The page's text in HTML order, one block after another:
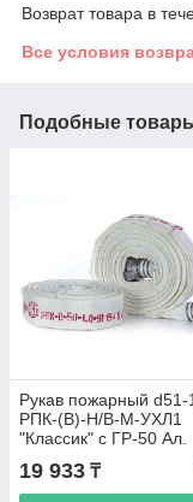
Возврат товара в
Все условия
Подобные
Рукав пожарный d51-
РПК-(В)-Н/В-М-УХЛ1
"Классик" с ГР-50 Ал.
19 933 ₸